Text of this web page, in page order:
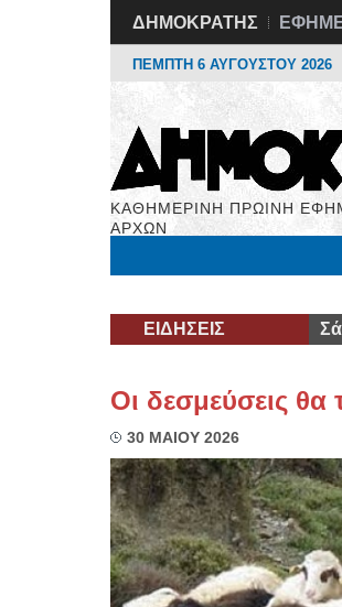
ΔΗΜΟΚΡΑΤΗΣ
ΠΕΜΠΤΗ 6 ΑΥΓΟΥΣΤΟΥ 2026
ΚΑΘΗΜΕΡΙΝΗ ΠΡΩΙΝΗ
ΑΡΧΩΝ
ΕΙΔΗΣΕΙΣ
Οι δεσμεύσεις θα
30 ΜΑΙΟΥ 2026